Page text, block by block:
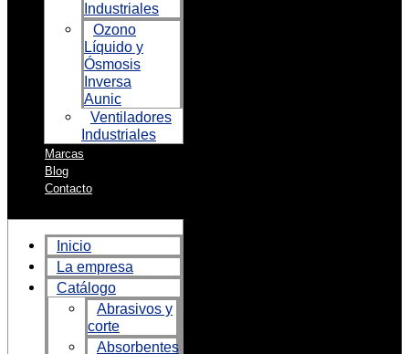
Industriales
Ozono
Líquido y
Ósmosis
Inversa
Aunic
Ventiladores
Industriales
Marcas
Blog
Contacto
Inicio
La empresa
Catálogo
Abrasivos y
corte
Absorbentes